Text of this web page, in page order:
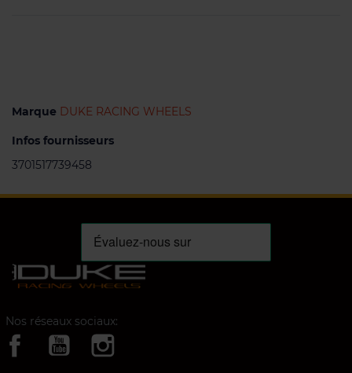
Marque DUKE RACING WHEELS
Infos fournisseurs
3701517739458
Nos réseaux sociaux: